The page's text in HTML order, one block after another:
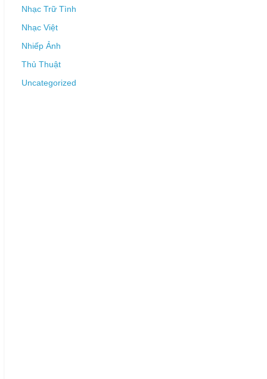
Nhạc Trữ Tình
Nhạc Việt
Nhiếp Ảnh
Thủ Thuật
Uncategorized